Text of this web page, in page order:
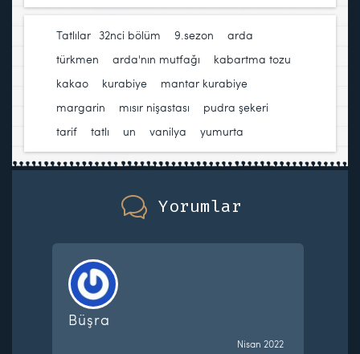
Tatlılar 32nci bölüm 9.sezon
arda
türkmen
arda'nın mutfağı kabartma tozu
kakao
kurabiye mantar kurabiye
margarin
mısır nişastası pudra şekeri
tarif
tatlı un vanilya yumurta
Yorumlar
Büşra
Nisan 2022